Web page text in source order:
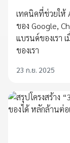
เทคนิคที่ช่วยให้
ของ Google,
แบรนด์ของเรา
ของเรา
23 ก.ย. 2025